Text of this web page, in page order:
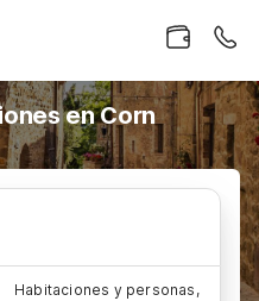
en Corn
Habitaciones y personas,